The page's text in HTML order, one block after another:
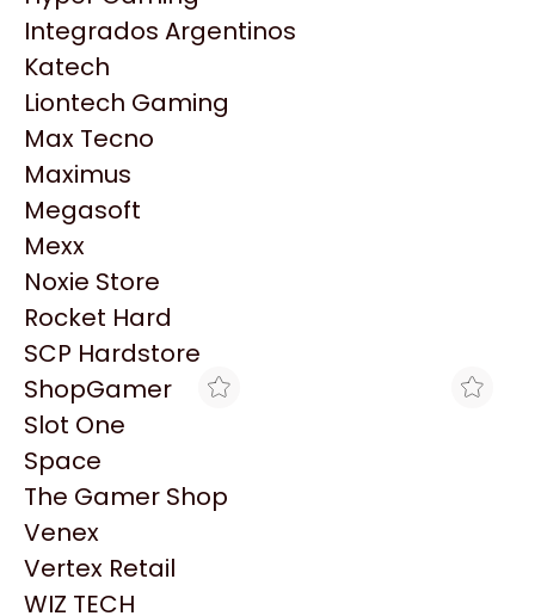
Intel
Kingston
Lenovo
Logitech
MSI
NVIDIA GeForce
NZXT
PNY
Palit
Philips
PowerColor
Razer
Redragon
Samsung
Sandisk
Sapphire
Seagate
Integrados Argentinos
Katech
Liontech Gaming
Max Tecno
Maximus
Megasoft
Mexx
Noxie Store
Rocket Hard
SCP Hardstore
ShopGamer
Slot One
Space
The Gamer Shop
Venex
Vertex Retail
WIZ TECH
Productos
Similares
Explorá más productos similares
HT ACCESORIO TAPA
TERMINAL X 10U